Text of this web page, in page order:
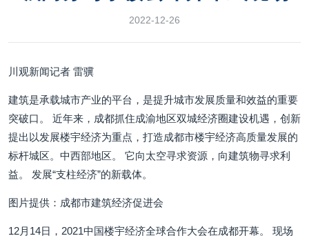
2022-12-26
川观新闻记者 雷骥
建筑是承载城市产业的平台，是提升城市发展质量和效益的重要
突破口。 近年来，成都抓住成渝地区双城经济圈建设机遇，创新
提出以发展楼宇经济为重点，打造成都市楼宇经济高质量发展的
标杆城区。中西部地区。 它向太空寻求资源，向建筑物寻求利
益。 发展“支柱经济”的新载体。
图片提供：成都市建筑经济促进会
12月14日，2021中国楼宇经济全球合作大会在成都开幕。 现场